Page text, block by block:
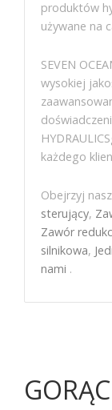
produktów
używane na
SEVEN
wysokiej
każdego
Obejrzyj
sterujący,
Zawór
silnikowa,
nami .